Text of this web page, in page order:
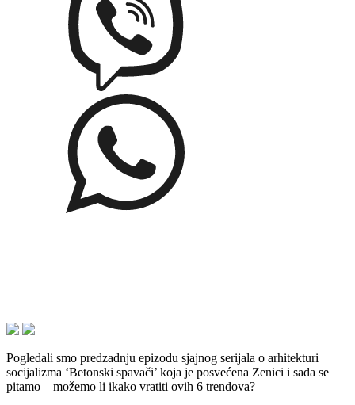
Pogledali smo predzadnju epizodu sjajnog serijala o arhitekturi
socijalizma ‘Betonski spavači’ koja je posvećena Zenici i sada se
pitamo – možemo li ikako vratiti ovih 6 trendova?